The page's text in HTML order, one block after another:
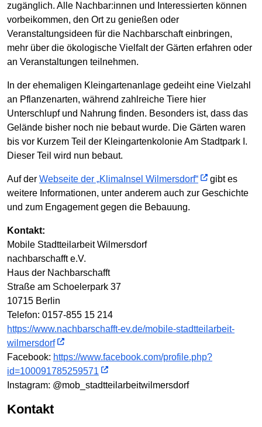
zugänglich. Alle Nachbar:innen und Interessierten können
vorbeikommen, den Ort zu genießen oder
Veranstaltungsideen für die Nachbarschaft einbringen,
mehr über die ökologische Vielfalt der Gärten erfahren oder
an Veranstaltungen teilnehmen.
In der ehemaligen Kleingartenanlage gedeiht eine Vielzahl
an Pflanzenarten, während zahlreiche Tiere hier
Unterschlupf und Nahrung finden. Besonders ist, dass das
Gelände bisher noch nie bebaut wurde. Die Gärten waren
bis vor Kurzem Teil der Kleingartenkolonie Am Stadtpark I.
Dieser Teil wird nun bebaut.
Auf der Webseite der „KlimaInsel Wilmersdorf“
gibt es
weitere Informationen, unter anderem auch zur Geschichte
und zum Engagement gegen die Bebauung.
Kontakt:
Mobile Stadtteilarbeit Wilmersdorf
nachbarschafft e.V.
Haus der Nachbarschafft
Straße am Schoelerpark 37
10715 Berlin
Telefon: 0157-855 15 214
https://www.nachbarschafft-ev.de/mobile-stadtteilarbeit-
wilmersdorf
Facebook: https://www.facebook.com/profile.php?
id=100091785259571
Instagram: @mob_stadtteilarbeitwilmersdorf
Kontakt